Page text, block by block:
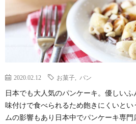
2020.02.12 お菓子 パン
日本でも大人気のパンケーキ。優しい
味付けで食べられるため飽きにくいと
ムの影響もあり日本中でパンケーキ専